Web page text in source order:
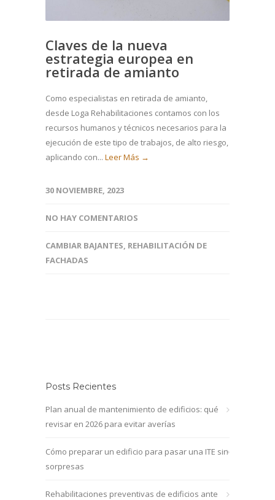
Claves de la nueva
estrategia europea en
retirada de amianto
Como especialistas en retirada de amianto,
desde Loga Rehabilitaciones contamos con los
recursos humanos y técnicos necesarios para la
ejecución de este tipo de trabajos, de alto riesgo,
aplicando con... Leer Más →
30 NOVIEMBRE, 2023
NO HAY COMENTARIOS
CAMBIAR BAJANTES, REHABILITACIÓN DE
FACHADAS
Posts Recientes
Plan anual de mantenimiento de edificios: qué
revisar en 2026 para evitar averías
Cómo preparar un edificio para pasar una ITE sin
sorpresas
Rehabilitaciones preventivas de edificios ante